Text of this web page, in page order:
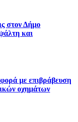
στον Δήμο
και
με επιβράβευση
οχημάτων